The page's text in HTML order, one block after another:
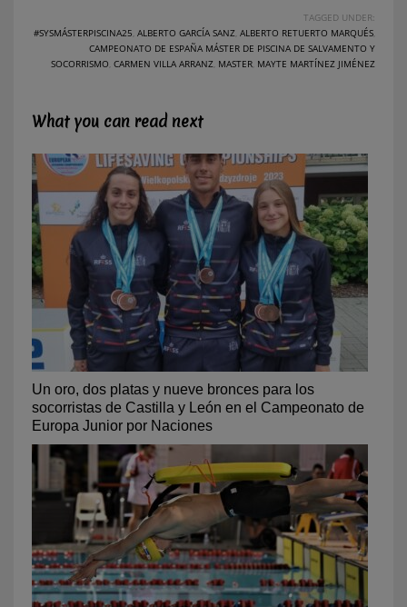
TAGGED UNDER:
#SYSMÁSTERPISCINA25, ALBERTO GARCÍA SANZ, ALBERTO RETUERTO MARQUÉS,
CAMPEONATO DE ESPAÑA MÁSTER DE PISCINA DE SALVAMENTO Y
SOCORRISMO, CARMEN VILLA ARRANZ, MASTER, MAYTE MARTÍNEZ JIMÉNEZ
What you can read next
Un oro, dos platas y nueve bronces para los
socorristas de Castilla y León en el Campeonato de
Europa Junior por Naciones